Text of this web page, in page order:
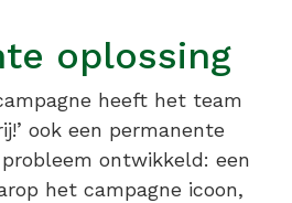
oplossing
heeft het team
ook een permanente
ontwikkeld: een
het campagne icoon,